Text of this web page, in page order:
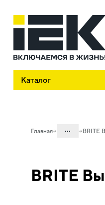
Каталог
Главная ...
06. Изделия
удлинители и
BRITE
BRITE